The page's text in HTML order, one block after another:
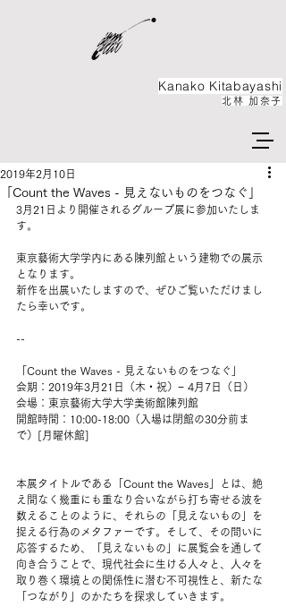
Kanako ​Kitabayashi
北林 加奈子
「Count the Waves - 見えないものをつなぐ」
2019年2月10日
3月21日より開催されるグループ展に参加いたしま
す。
東京藝術大学学内にある陳列館という建物での展示
となります。
新作を出展いたしますので、ぜひご覧いただけまし
たら幸いです。
--
「Count the Waves - 見えないものをつなぐ」
会期：2019年3月21日（木・祝）− 4月7日（日）
会場：東京藝術大学大学美術館陳列館
開館時間：10:00-18:00（入場は閉館の30分前ま
で）[月曜休館]
本展タイトルである「Count the Waves」とは、絶
え間なく幾重にも重なり合いながら打ち寄せる波を
数えることのように、それらの「見えないもの」を
捉える行為のメタファーです。そして、その問いに
応答するため、「見えないもの」に展覧会を通して
向き合うことで、現代社会に生ける人々と、人々を
取り巻く環境との関係性に潜む不可視性と、新たな
「つながり」のかたちを探求していきます。